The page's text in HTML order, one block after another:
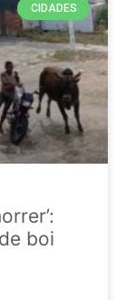
CIDADES
boi